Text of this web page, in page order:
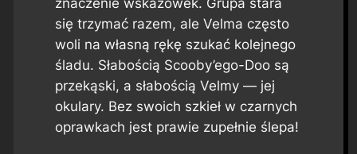
znaczenie wskazówek. Grupa stara
się trzymać razem, ale Velma często
woli na własną rękę szukać kolejnego
śladu. Słabością Scooby’ego-Doo są
przekąski, a słabością Velmy — jej
okulary. Bez swoich szkieł w czarnych
oprawkach jest prawie zupełnie ślepa!